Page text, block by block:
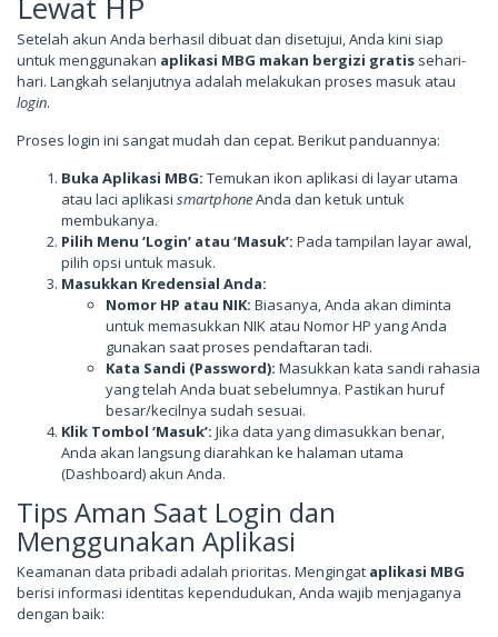
Setelah akun Anda berhasil dibuat dan disetujui, Anda kini siap
untuk menggunakan aplikasi MBG makan bergizi gratis sehari-
hari. Langkah selanjutnya adalah melakukan proses masuk atau
login.
Proses login ini sangat mudah dan cepat. Berikut panduannya:
Buka Aplikasi MBG: Temukan ikon aplikasi di layar utama
atau laci aplikasi smartphoneAnda dan ketuk untuk
membukanya.
Pilih Menu ‘Login’ atau ‘Masuk’: Pada tampilan layar awal,
pilih opsi untuk masuk.
Masukkan Kredensial Anda:
Nomor HP atau NIK: Biasanya, Anda akan diminta
untuk memasukkan NIK atau Nomor HP yang Anda
gunakan saat proses pendaftaran tadi.
Kata Sandi (Password): Masukkan kata sandi rahasia
yang telah Anda buat sebelumnya. Pastikan huruf
besar/kecilnya sudah sesuai.
Klik Tombol ‘Masuk’: Jika data yang dimasukkan benar,
Anda akan langsung diarahkan ke halaman utama
(Dashboard) akun Anda.
Tips Aman Saat Login dan
Menggunakan Aplikasi
Keamanan data pribadi adalah prioritas. Mengingat aplikasi MBG
berisi informasi identitas kependudukan, Anda wajib menjaganya
dengan baik: